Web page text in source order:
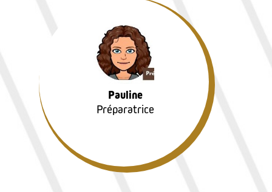
Pauline
Préparatrice
Pauline
Préparatrice